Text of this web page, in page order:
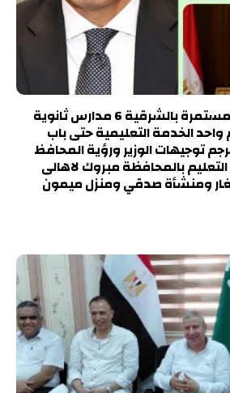
ثورة تعليمية جديدة مستمرة بالشرقية 6 مدارس ثانوية
الخدمة التعليمية حتى باب
توجيهات الوزير ورؤية المحافظ
بالمحافظة مبروك لاهالى
ومنشأة صدقي ومنزل ميمون